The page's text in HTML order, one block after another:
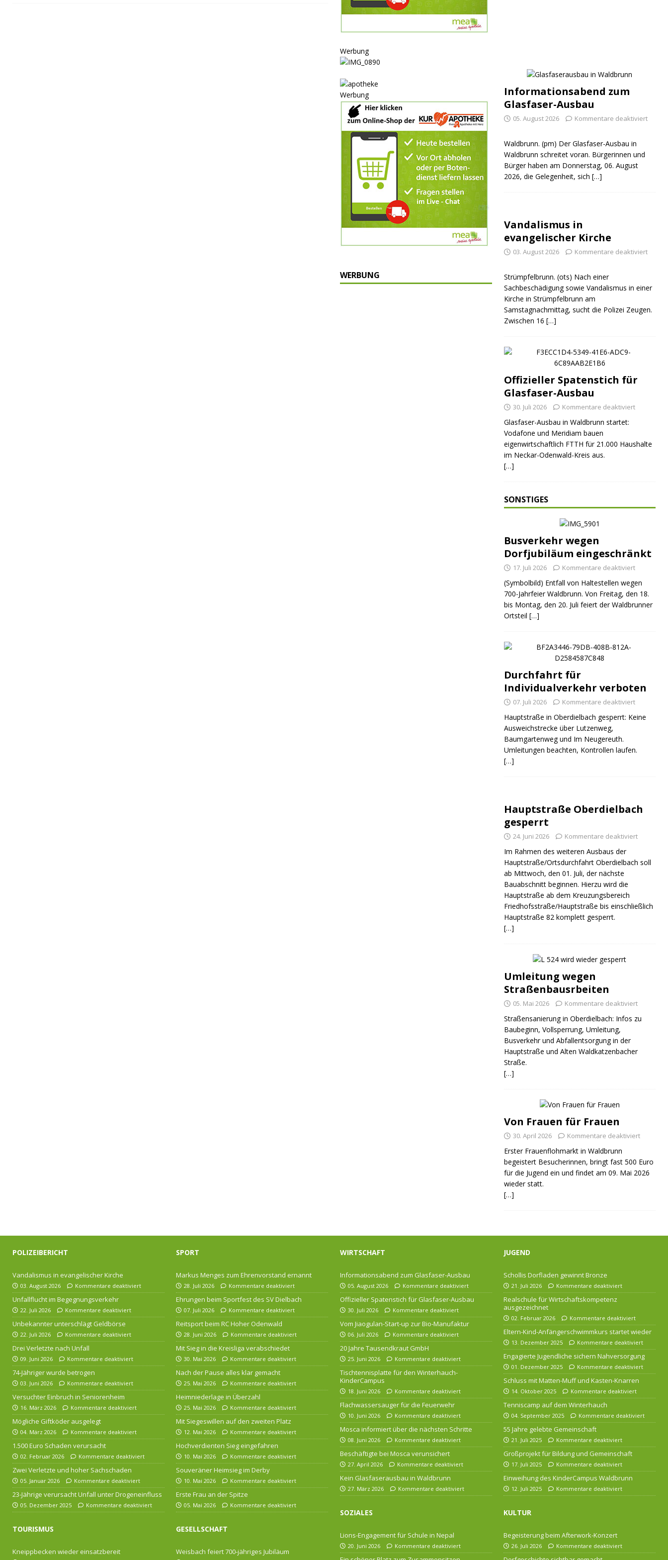
Werbung
Werbung
WERBUNG
Informationsabend zum
Glasfaser-Ausbau
05. August 2026 Kommentare deaktiviert
Waldbrunn. (pm) Der Glasfaser-Ausbau in
Waldbrunn schreitet voran. Bürgerinnen und
Bürger haben am Donnerstag, 06. August
2026, die Gelegenheit, sich […]
Vandalismus in
evangelischer Kirche
03. August 2026 Kommentare deaktiviert
Strümpfelbrunn. (ots) Nach einer
Sachbeschädigung sowie Vandalismus in einer
Kirche in Strümpfelbrunn am
Samstagnachmittag, sucht die Polizei Zeugen.
Zwischen 16 […]
Offizieller Spatenstich für
Glasfaser-Ausbau
30. Juli 2026 Kommentare deaktiviert
Glasfaser-Ausbau in Waldbrunn startet:
Vodafone und Meridiam bauen
eigenwirtschaftlich FTTH für 21.000 Haushalte
im Neckar-Odenwald-Kreis aus.
[…]
SONSTIGES
Busverkehr wegen
Dorfjubiläum eingeschränkt
17. Juli 2026 Kommentare deaktiviert
(Symbolbild) Entfall von Haltestellen wegen
700-Jahrfeier Waldbrunn. Von Freitag, den 18.
bis Montag, den 20. Juli feiert der Waldbrunner
Ortsteil […]
Durchfahrt für
Individualverkehr verboten
07. Juli 2026 Kommentare deaktiviert
Hauptstraße in Oberdielbach gesperrt: Keine
Ausweichstrecke über Lutzenweg,
Baumgartenweg und Im Neugereuth.
Umleitungen beachten, Kontrollen laufen.
[…]
Hauptstraße Oberdielbach
gesperrt
24. Juni 2026 Kommentare deaktiviert
Im Rahmen des weiteren Ausbaus der
Hauptstraße/Ortsdurchfahrt Oberdielbach soll
ab Mittwoch, den 01. Juli, der nächste
Bauabschnitt beginnen. Hierzu wird die
Hauptstraße ab dem Kreuzungsbereich
Friedhofsstraße/Hauptstraße bis einschließlich
Hauptstraße 82 komplett gesperrt.
[…]
Umleitung wegen
Straßenbausrbeiten
05. Mai 2026 Kommentare deaktiviert
Straßensanierung in Oberdielbach: Infos zu
Baubeginn, Vollsperrung, Umleitung,
Busverkehr und Abfallentsorgung in der
Hauptstraße und Alten Waldkatzenbacher
Straße.
[…]
Von Frauen für Frauen
30. April 2026 Kommentare deaktiviert
Erster Frauenflohmarkt in Waldbrunn
begeistert Besucherinnen, bringt fast 500 Euro
für die Jugend ein und findet am 09. Mai 2026
wieder statt.
[…]
POLIZEIBERICHT
Vandalismus in evangelischer Kirche
03. August 2026 Kommentare deaktiviert
Unfallflucht im Begegnungsverkehr
22. Juli 2026 Kommentare deaktiviert
Unbekannter unterschlägt Geldbörse
22. Juli 2026 Kommentare deaktiviert
Drei Verletzte nach Unfall
09. Juni 2026 Kommentare deaktiviert
74-Jähriger wurde betrogen
03. Juni 2026 Kommentare deaktiviert
Versuchter Einbruch in Seniorenheim
16. März 2026 Kommentare deaktiviert
Mögliche Giftköder ausgelegt
04. März 2026 Kommentare deaktiviert
1.500 Euro Schaden verursacht
02. Februar 2026 Kommentare deaktiviert
Zwei Verletzte und hoher Sachschaden
05. Januar 2026 Kommentare deaktiviert
23-Jährige verursacht Unfall unter Drogeneinfluss
05. Dezember 2025 Kommentare deaktiviert
TOURISMUS
Kneippbecken wieder einsatzbereit
SPORT
Markus Menges zum Ehrenvorstand ernannt
28. Juli 2026 Kommentare deaktiviert
Ehrungen beim Sportfest des SV Dielbach
07. Juli 2026 Kommentare deaktiviert
Reitsport beim RC Hoher Odenwald
28. Juni 2026 Kommentare deaktiviert
Mit Sieg in die Kreisliga verabschiedet
30. Mai 2026 Kommentare deaktiviert
Nach der Pause alles klar gemacht
25. Mai 2026 Kommentare deaktiviert
Heimniederlage in Überzahl
25. Mai 2026 Kommentare deaktiviert
Mit Siegeswillen auf den zweiten Platz
12. Mai 2026 Kommentare deaktiviert
Hochverdienten Sieg eingefahren
10. Mai 2026 Kommentare deaktiviert
Souveräner Heimsieg im Derby
10. Mai 2026 Kommentare deaktiviert
Erste Frau an der Spitze
05. Mai 2026 Kommentare deaktiviert
GESELLSCHAFT
Weisbach feiert 700-jähriges Jubiläum
WIRTSCHAFT
Informationsabend zum Glasfaser-Ausbau
05. August 2026 Kommentare deaktiviert
Offizieller Spatenstich für Glasfaser-Ausbau
30. Juli 2026 Kommentare deaktiviert
Vom Jiaogulan-Start-up zur Bio-Manufaktur
06. Juli 2026 Kommentare deaktiviert
20 Jahre Tausendkraut GmbH
25. Juni 2026 Kommentare deaktiviert
Tischtennisplatte für den Winterhauch-
KinderCampus
18. Juni 2026 Kommentare deaktiviert
Flachwassersauger für die Feuerwehr
10. Juni 2026 Kommentare deaktiviert
Mosca informiert über die nächsten Schritte
08. Juni 2026 Kommentare deaktiviert
Beschäftigte bei Mosca verunsichert
27. April 2026 Kommentare deaktiviert
Kein Glasfaserausbau in Waldbrunn
27. März 2026 Kommentare deaktiviert
SOZIALES
Lions-Engagement für Schule in Nepal
20. Juni 2026 Kommentare deaktiviert
JUGEND
Schollis Dorfladen gewinnt Bronze
21. Juli 2026 Kommentare deaktiviert
Realschule für Wirtschaftskompetenz
ausgezeichnet
02. Februar 2026 Kommentare deaktiviert
Eltern-Kind-Anfängerschwimmkurs startet wieder
13. Dezember 2025 Kommentare deaktiviert
Engagierte Jugendliche sichern Nahversorgung
01. Dezember 2025 Kommentare deaktiviert
Schluss mit Matten-Muff und Kasten-Knarren
14. Oktober 2025 Kommentare deaktiviert
Tenniscamp auf dem Winterhauch
04. September 2025 Kommentare deaktiviert
55 Jahre gelebte Gemeinschaft
21. Juli 2025 Kommentare deaktiviert
Großprojekt für Bildung und Gemeinschaft
17. Juli 2025 Kommentare deaktiviert
Einweihung des KinderCampus Waldbrunn
12. Juli 2025 Kommentare deaktiviert
KULTUR
Begeisterung beim Afterwork-Konzert
26. Juli 2026 Kommentare deaktiviert